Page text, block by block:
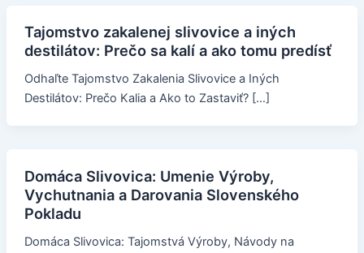
Tajomstvo zakalenej slivovice a iných
destilátov: Prečo sa kalí a ako tomu predísť
Odhaľte Tajomstvo Zakalenia Slivovice a Iných
Destilátov: Prečo Kalia a Ako to Zastaviť? […]
Domáca Slivovica: Umenie Výroby,
Vychutnania a Darovania Slovenského
Pokladu
Domáca Slivovica: Tajomstvá Výroby, Návody na